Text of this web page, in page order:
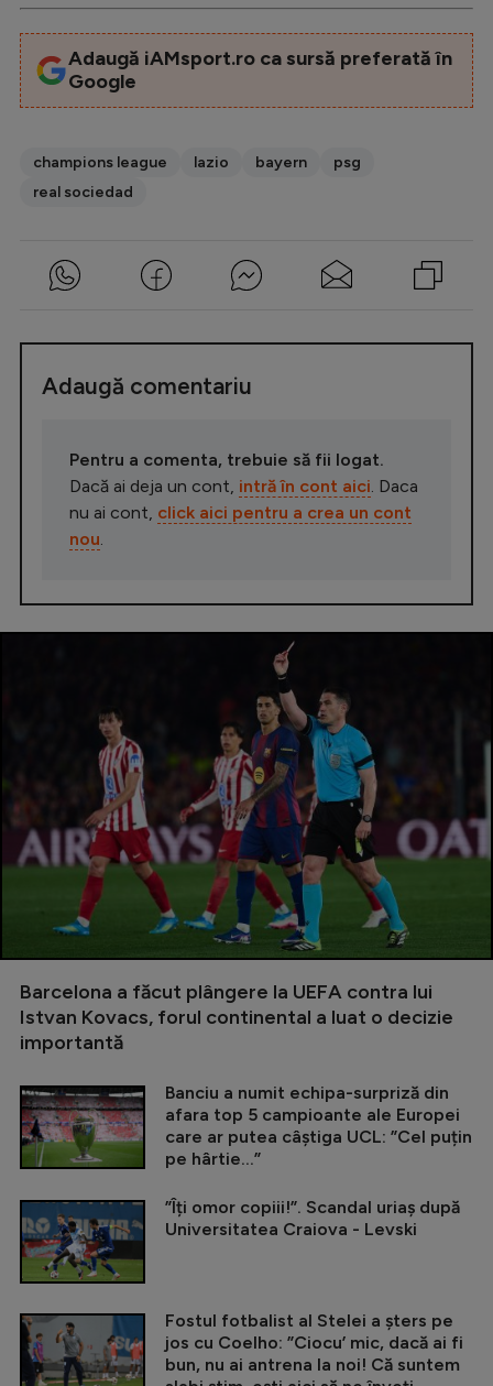
Adaugă iAMsport.ro ca sursă preferată în
Google
champions league lazio bayern
psg
real sociedad
Adaugă comentariu
Pentru a comenta, trebuie să fii logat.
Dacă ai deja un cont, intră în cont aici . Daca
nu ai cont, click aici pentru a crea un cont
nou
Barcelona a făcut plângere la UEFA contra lui
Istvan Kovacs, forul continental a luat o decizie
importantă
Banciu a numit echipa-surpriză din
afara top 5 campioante ale Europei
care ar putea câștiga UCL: ”Cel puțin
pe hârtie...”
”Îți omor copiii!”. Scandal uriaș după
Universitatea Craiova - Levski
Fostul fotbalist al Stelei a șters pe
jos cu Coelho: ”Ciocu’ mic, dacă ai fi
bun, nu ai antrena la noi! Că suntem